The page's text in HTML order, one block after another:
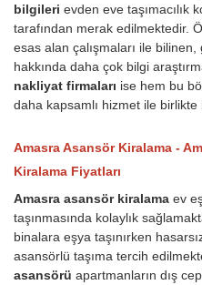
bilgileri evden eve taşımacılık
tarafından merak edilmektedir.
esas alan çalışmaları ile
hakkında daha çok bilgi
nakliyat firmaları ise hem bu
daha kapsamlı hizmet ile birlikte
Amasra Asansör Kiralama -
Kiralama Fiyatları
Amasra asansör kiralama ev
taşınmasında kolaylık
binalara eşya taşınırken
asansörlü taşıma tercih
asansörü apartmanların dış